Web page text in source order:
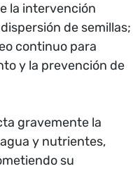
la intervención
de semillas;
continuo para
y la prevención de
gravemente la
y nutrientes,
su